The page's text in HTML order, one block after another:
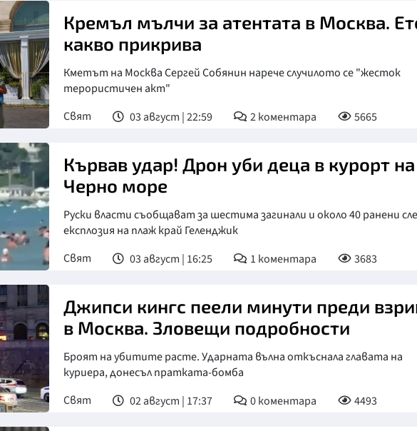
Кремъл мълчи за атентата в Москва.
какво прикрива
Кметът на Москва Сергей Собянин нарече случилото се "жесток
терористичен акт"
Свят
03 август | 22:59 2коментара 5665
Кървав удар! Дрон уби деца в курорт на
Черно море
Руски власти съобщават за шестима загинали и около 40 ранени
експлозия на плаж край Геленджик
Свят
03 август | 16:25 1 коментара 3683
Джипси кингс пеели минути преди
в Москва. Зловещи подробности
Броят на убитите расте. Ударната вълна откъснала главата на
куриера, донесъл пратката-бомба
Свят
02 август | 17:37 0коментара 4493